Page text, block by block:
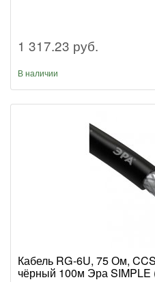
1 317.23 руб.
В наличии
Кабель RG-6U, 75 Ом,
чёрный 100м Эра SIMPLE